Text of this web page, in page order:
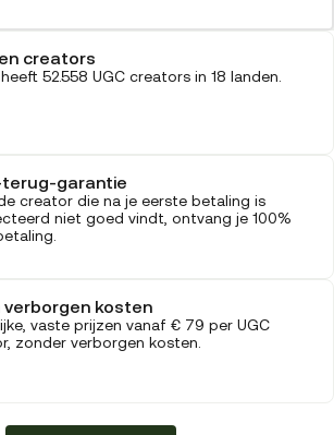
creators
52.558 UGC creators in 18 landen.
terug-garantie
creator die na je eerste betaling is
niet goed vindt, ontvang je 100%
verborgen kosten
vaste prijzen vanaf € 79 per UGC
zonder verborgen kosten.